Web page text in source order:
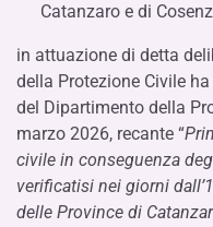
Catanzaro e di
in attuazione di detta
della Protezione Civile
del Dipartimento della
marzo 2026, recante “
civile in conseguenza
verificatisi nei giorni
delle Province di